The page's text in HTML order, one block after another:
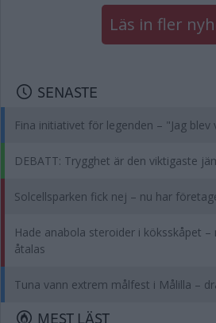
Läs in fler
SENASTE
Fina initiativet för legenden – "Jag
DEBATT: Trygghet är den viktigaste
Solcellsparken fick nej – nu har
Hade anabola steroider i köksskåpet
åtalas
Tuna vann extrem målfest i Målilla –
MEST LÄST